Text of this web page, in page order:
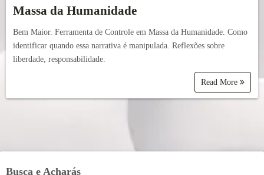
Massa da Humanidade
Bem Maior. Ferramenta de Controle em Massa da Humanidade. Como
identificar quando essa narrativa é manipulada. Reflexões sobre
liberdade, responsabilidade.
Read More
Busca e Acharás